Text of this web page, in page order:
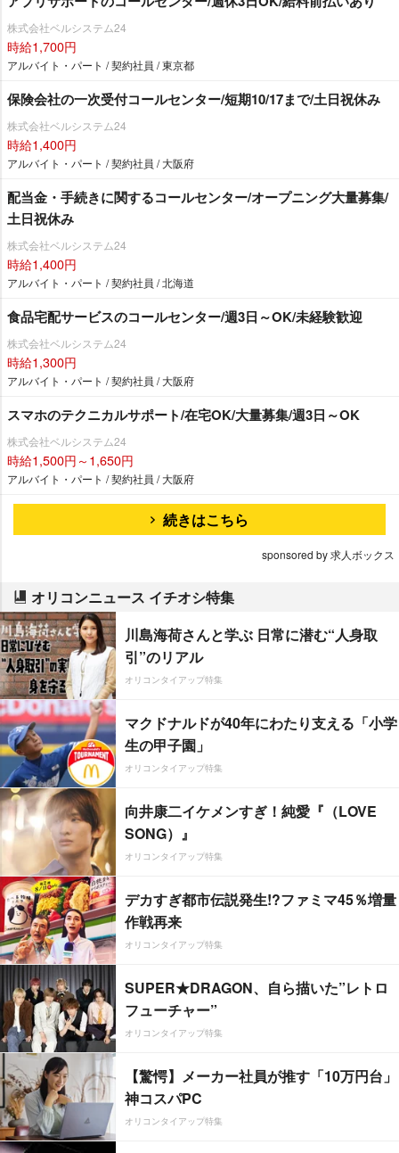
株式会社ベルシステム24
時給1,700円
アルバイト・パート / 契約社員 / 東京都
保険会社の一次受付コールセンター/短期10/17まで/土日祝休み
株式会社ベルシステム24
時給1,400円
アルバイト・パート / 契約社員 / 大阪府
配当金・手続きに関するコールセンター/オープニング大量募集/
土日祝休み
株式会社ベルシステム24
時給1,400円
アルバイト・パート / 契約社員 / 北海道
食品宅配サービスのコールセンター/週3日～OK/未経験歓迎
株式会社ベルシステム24
時給1,300円
アルバイト・パート / 契約社員 / 大阪府
スマホのテクニカルサポート/在宅OK/大量募集/週3日～OK
株式会社ベルシステム24
時給1,500円～1,650円
アルバイト・パート / 契約社員 / 大阪府
続きはこちら
sponsored by 求人ボックス
オリコンニュース イチオシ特集
川島海荷さんと学ぶ 日常に潜む“人身取
引”のリアル
オリコンタイアップ特集
マクドナルドが40年にわたり支える「小学
生の甲子園」
オリコンタイアップ特集
向井康二イケメンすぎ！純愛『（LOVE
SONG）』
オリコンタイアップ特集
デカすぎ都市伝説発生!?ファミマ45％増量
作戦再来
オリコンタイアップ特集
SUPER★DRAGON、自ら描いた”レトロ
フューチャー”
オリコンタイアップ特集
【驚愕】メーカー社員が推す「10万円台」
神コスパPC
オリコンタイアップ特集